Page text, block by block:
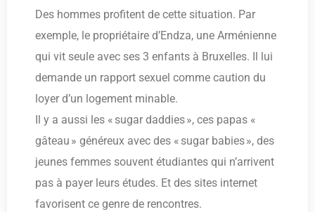
Des hommes profitent de cette situation. Par
exemple, le propriétaire d’Endza, une Arménienne
qui vit seule avec ses 3 enfants à Bruxelles. Il lui
demande un rapport sexuel comme caution du
loyer d’un logement minable.
Il y a aussi les « sugar daddies », ces papas «
gâteau » généreux avec des « sugar babies », des
jeunes femmes souvent étudiantes qui n’arrivent
pas à payer leurs études. Et des sites internet
favorisent ce genre de rencontres.